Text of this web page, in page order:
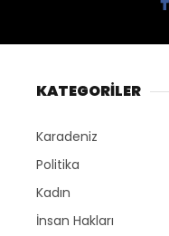
KATEGORİLER
Karadeniz
Politika
Kadın
İnsan Hakları